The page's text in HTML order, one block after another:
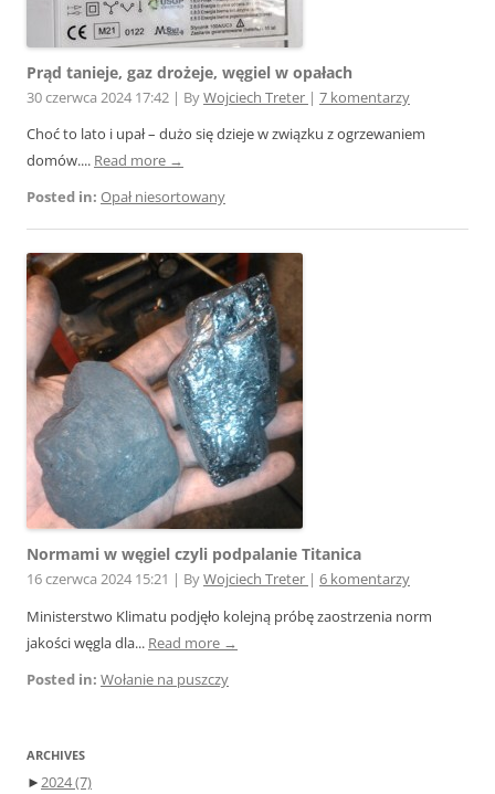
Prąd tanieje, gaz drożeje, węgiel w opałach
30 czerwca 2024 17:42 | ByWojciech Treter | 7 komentarzy
Choć to lato i upał – dużo się dzieje w związku z ogrzewaniem
domów.... Read more →
Posted in: Opał niesortowany
Normami w węgiel czyli podpalanie Titanica
16 czerwca 2024 15:21 ByWojciech Treter 6 komentarzy
Ministerstwo Klimatu podjęło kolejną próbę zaostrzenia norm
jakości węgla dla... Read more →
Posted in: Wołanie na puszczy
ARCHIVES
►2024(7)